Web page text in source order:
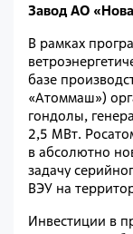
Завод АО
В рамках
базе
«Атоммаш»)
гондолы,
2,5 МВт.
в абсолютно
задачу
ВЭУ на
Инвестиции в